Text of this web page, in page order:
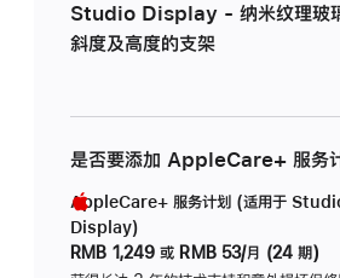
Studio Display - 纳米纹理玻
斜度及高度的支架
是否要添加 AppleCare+ 服务
AppleCare+ 服务计划 (适用于
Display)
RMB 1,249 或 RMB 53/月 (24 期)